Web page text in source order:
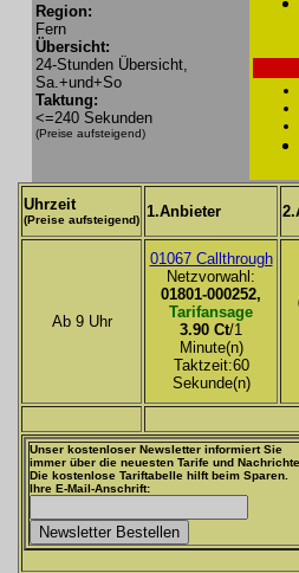
Region:
Fern
Übersicht:
24-Stunden Übersicht,
Sa.+und+So
Taktung:
<=240 Sekunden
(Preise aufsteigend)
Uhrzeit
(Preise aufsteigend) 1.Anbieter
Ab 9 Uhr
01067 Callthrough
Netzvorwahl:
01801-000252,
Tarifansage
3.90 Ct/1
Minute(n)
Taktzeit:60
Sekunde(n)
Unser kostenloser Newsletter informiert Sie
immer über die neuesten Tarife und
Die kostenlose Tariftabelle hilft beim Sparen.
Ihre E-Mail-Anschrift: